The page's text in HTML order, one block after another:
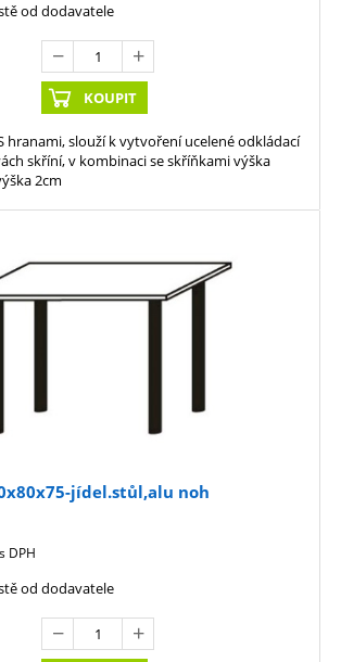
od dodavatele
KOUPIT
hranami, slouží k vytvoření ucelené odkládací
skříní, v kombinaci se skříňkami výška
2cm
jídel.stůl,alu noh
s DPH
od dodavatele